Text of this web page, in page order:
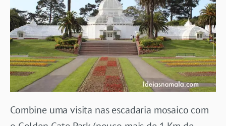
Combine uma visita nas escadaria mosaico com